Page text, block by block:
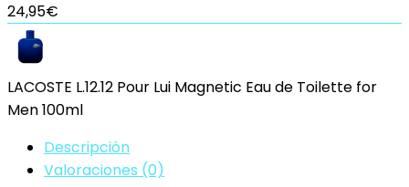
24,95€
LACOSTE L.12.12 Pour Lui Magnetic Eau de Toilette for
Men 100ml
Descripción
Valoraciones (0)